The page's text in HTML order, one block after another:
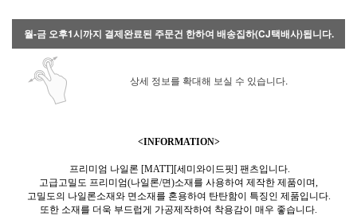
월-금 오후1시까지 결제완료된 주문건 한하여 배송집하(CJ택배사)됩니다.
상세 정보를 확대해 보실 수 있습니다.
<INFORMATION>
프리미엄 나일론 [MATT][세미와이드핏] 팬츠입니다.
고급고밀도 프리미엄(나일론/면)소재를 사용하여 제작한 제품이며,
고밀도의 나일론소재와 면소재를 혼용하여 탄탄함이 특징인 제품입니다.
또한 소재를 더욱 부드럽게 가공제작하여 착용감이 매우 좋습니다.